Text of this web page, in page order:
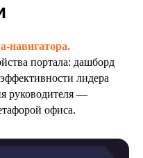
навигатора.
портала: дашборд
лидера
руководителя —
офиса.